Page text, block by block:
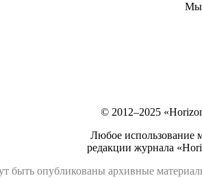
Мы
© 2012–2025
Любое использование
редакции журнала
быть опубликованы архивные